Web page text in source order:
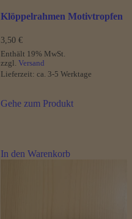
Klöppelrahmen Motivtropfen
3,50 €
Enthält 19% MwSt.
zzgl. Versand
Lieferzeit: ca. 3-5 Werktage
Gehe zum Produkt
In den Warenkorb